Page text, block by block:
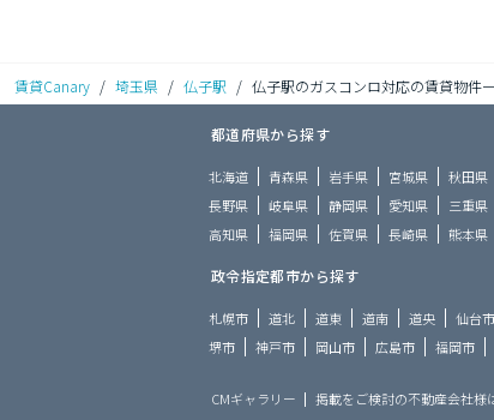
賃貸Canary / 埼玉県 / 仏子駅 / 仏子駅のガスコンロ対応の賃貸物件
都道府県から探す
北海道 青森県 岩手県 宮城県 秋田県
長野県
岐阜県 静岡県 愛知県 三重県
高知県
福岡県 佐賀県 長崎県 熊本県
政令指定都市から探す
札幌市 道北 道東 道南 道央 仙台市
堺市
神戸市 岡山市 広島市 福岡市
CMギャラリー 掲載をご検討の不動産会社様